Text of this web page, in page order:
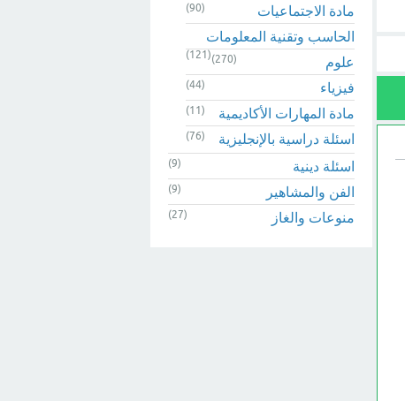
مادة الاجتماعيات (90)
الحاسب وتقنية المعلومات
(121) علوم (270)
فيزياء (44)
مادة المهارات الأكاديمية (11)
اسئلة دراسية بالإنجليزية (76)
اسئلة دينية (9)
الفن والمشاهير (9)
منوعات والغاز (27)